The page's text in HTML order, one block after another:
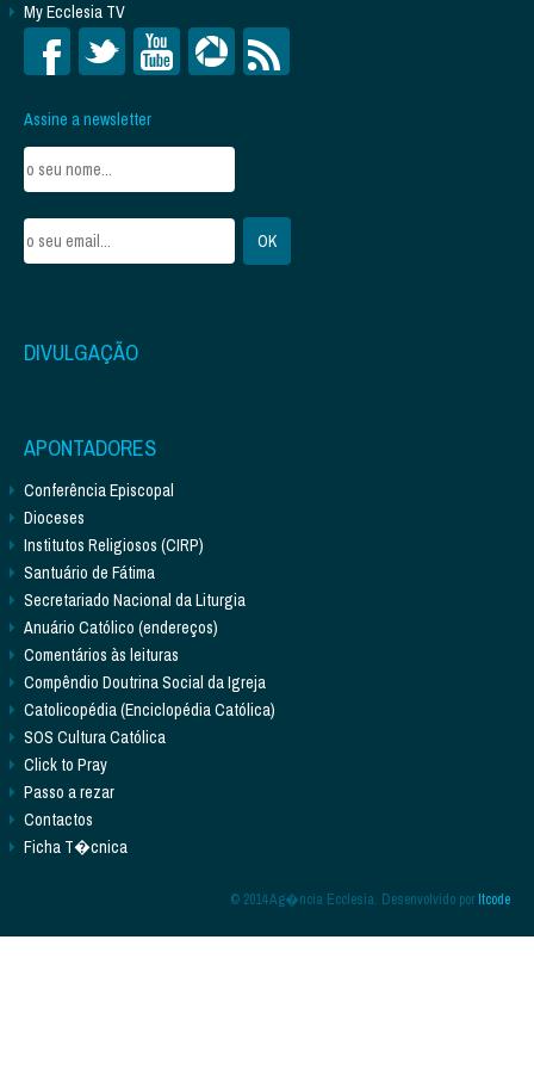
My Ecclesia TV
Assine a newsletter
DIVULGAÇÃO
APONTADORES
Conferência Episcopal
Dioceses
Institutos Religiosos (CIRP)
Santuário de Fátima
Secretariado Nacional da Liturgia
Anuário Católico (endereços)
Comentários às leituras
Compêndio Doutrina Social da Igreja
Catolicopédia (Enciclopédia Católica)
SOS Cultura Católica
Click to Pray
Passo a rezar
Contactos
Ficha T�cnica
© 2014 Ag�ncia Ecclesia. Desenvolvido porItcode